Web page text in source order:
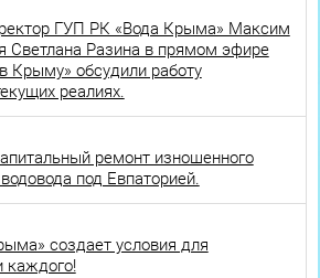
ГУП РК «Вода Крыма» Максим
Светлана Разина в прямом эфире
Крыму» обсудили работу
реалиях.
ремонт изношенного
под Евпаторией.
создает условия для
каждого!